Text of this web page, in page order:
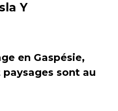
Y
en Gaspésie,
sont au